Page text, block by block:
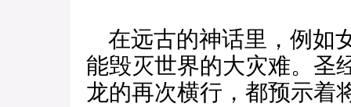
在远古的神话里，例如
能毁灭世界的大灾难。圣
龙的再次横行，都预示着